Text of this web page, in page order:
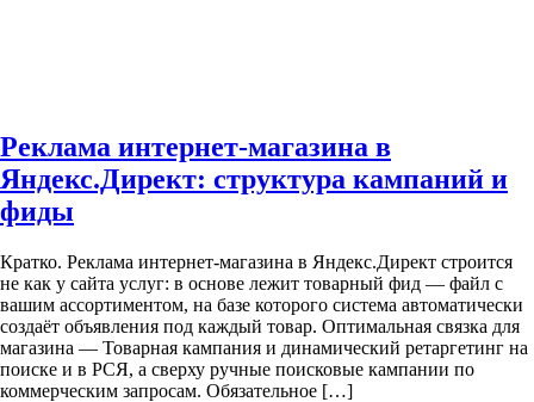
Реклама интернет-магазина в
Яндекс.Директ: структура кампаний и
фиды
Кратко. Реклама интернет-магазина в Яндекс.Директ строится
не как у сайта услуг: в основе лежит товарный фид — файл с
вашим ассортиментом, на базе которого система автоматически
создаёт объявления под каждый товар. Оптимальная связка для
магазина — Товарная кампания и динамический ретаргетинг на
поиске и в РСЯ, а сверху ручные поисковые кампании по
коммерческим запросам. Обязательное […]